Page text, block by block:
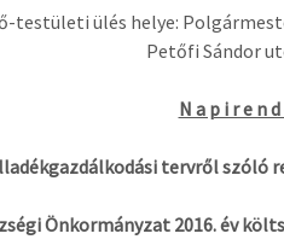
testületi ülés helye:
Petőfi Sándor
N a p i r e n d
tervről szóló
Önkormányzat 2016. év